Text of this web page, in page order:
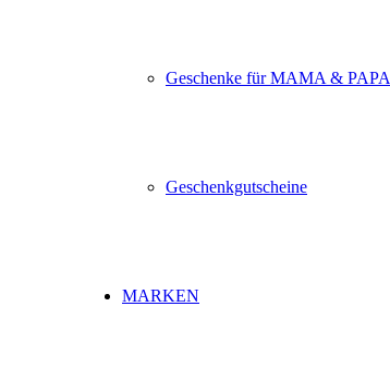
Geschenke für MAMA & PAPA
Geschenkgutscheine
MARKEN